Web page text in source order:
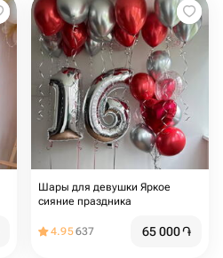
Шары для девушки Яркое
сияние праздника
4.95637 65 000֏